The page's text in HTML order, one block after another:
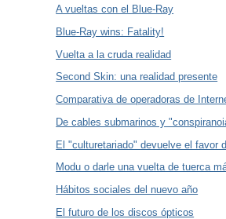
A vueltas con el Blue-Ray
Blue-Ray wins: Fatality!
Vuelta a la cruda realidad
Second Skin: una realidad presente
Comparativa de operadoras de
De cables submarinos y
El "culturetariado" devuelve el favor
Modu o darle una vuelta de tuerca
Hábitos sociales del nuevo año
El futuro de los discos ópticos